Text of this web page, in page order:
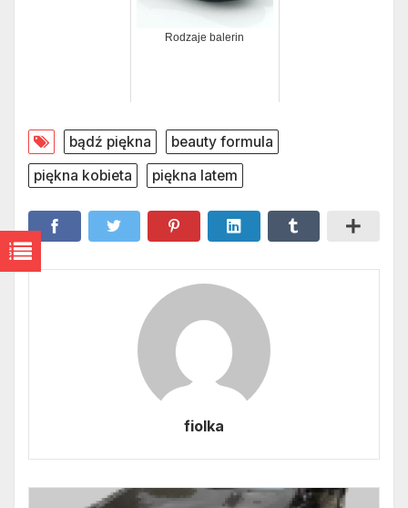
Rodzaje balerin
bądź piękna
beauty formula
piękna kobieta
piękna latem
fiolka